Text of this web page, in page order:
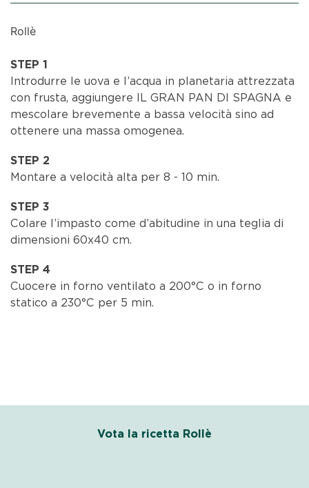
Rollè
STEP 1
Introdurre le uova e l’acqua in planetaria attrezzata
con frusta, aggiungere IL GRAN PAN DI SPAGNA e
mescolare brevemente a bassa velocità sino ad
ottenere una massa omogenea.
STEP 2
Montare a velocità alta per 8 - 10 min.
STEP 3
Colare l’impasto come d’abitudine in una teglia di
dimensioni 60x40 cm.
STEP 4
Cuocere in forno ventilato a 200°C o in forno
statico a 230°C per 5 min.
Vota la ricetta Rollè